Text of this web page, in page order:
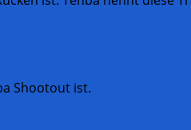
Shootout ist.